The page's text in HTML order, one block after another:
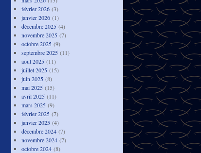
février 2026(3)
janvier 2026(1)
décembre 2025(4)
novembre 2025(7)
octobre 2025(9)
septembre 2025(11)
août 2025(11)
juillet 2025(15)
juin 2025(8)
mai 2025(15)
avril 2025(11)
mars 2025(9)
février 2025(7)
janvier 2025(4)
décembre 2024(7)
novembre 2024(7)
octobre 2024(8)